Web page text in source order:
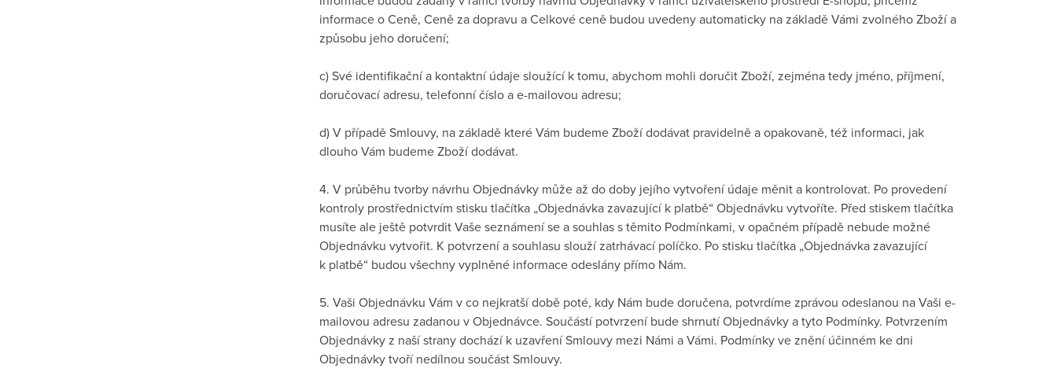
informace o Ceně, Ceně za dopravu a Celkové ceně budou uvedeny automaticky na základě Vámi zvolného Zboží a
způsobu jeho doručení;
c) Své identifikační a kontaktní údaje sloužící k tomu, abychom mohli doručit Zboží, zejména tedy jméno, příjmení,
doručovací adresu, telefonní číslo a e-mailovou adresu;
d) V případě Smlouvy, na základě které Vám budeme Zboží dodávat pravidelně a opakovaně, též informaci, jak
dlouho Vám budeme Zboží dodávat.
4. V průběhu tvorby návrhu Objednávky může až do doby jejího vytvoření údaje měnit a kontrolovat. Po provedení
kontroly prostřednictvím stisku tlačítka „Objednávka zavazující k platbě“ Objednávku vytvoříte. Před stiskem tlačítka
musíte ale ještě potvrdit Vaše seznámení se a souhlas s těmito Podmínkami, v opačném případě nebude možné
Objednávku vytvořit. K potvrzení a souhlasu slouží zatrhávací políčko. Po stisku tlačítka „Objednávka zavazující
k platbě“ budou všechny vyplněné informace odeslány přímo Nám.
5. Vaši Objednávku Vám v co nejkratší době poté, kdy Nám bude doručena, potvrdíme zprávou odeslanou na Vaši e-
mailovou adresu zadanou v Objednávce. Součástí potvrzení bude shrnutí Objednávky a tyto Podmínky. Potvrzením
Objednávky z naší strany dochází k uzavření Smlouvy mezi Námi a Vámi. Podmínky ve znění účinném ke dni
Objednávky tvoří nedílnou součást Smlouvy.